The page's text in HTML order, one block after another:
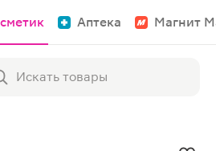
Аптека Магнит